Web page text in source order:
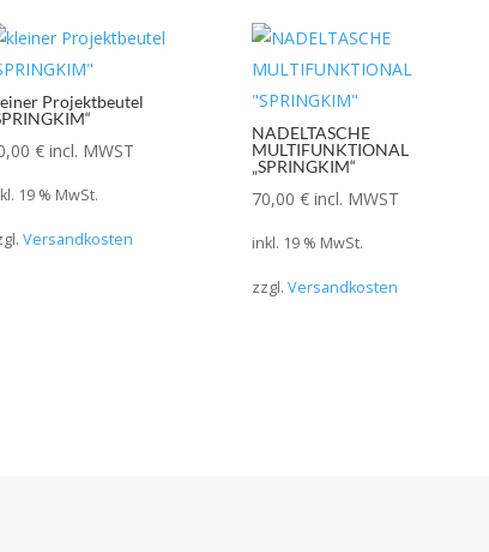
Projektbeutel
€ incl. MWST
19 % MwSt.
Versandkosten
NADELTASCHE
MULTIFUNKTIONAL
„SPRINGKIM“
70,00€ incl. MWST
inkl. 19 % MwSt.
zzgl.Versandkosten